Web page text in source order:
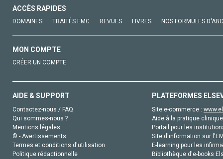
ACCÈS RAPIDES
DOMAINES TRAITÉS EMC REVUES LIVRES NOS FORMULES
MON COMPTE
CRÉER UN COMPTE
AIDE & SUPPORT
Contactez-nous / FAQ
Qui sommes-nous ?
Mentions légales
© - Avertissements
Termes et conditions d'utilisation
Politique rédactionnelle
PLATEFORMES
Site e-commerce :
Aide à la pratique
Portail pour les
Site d'information sur
E-learning pour les
Bibliothèque d'e-books